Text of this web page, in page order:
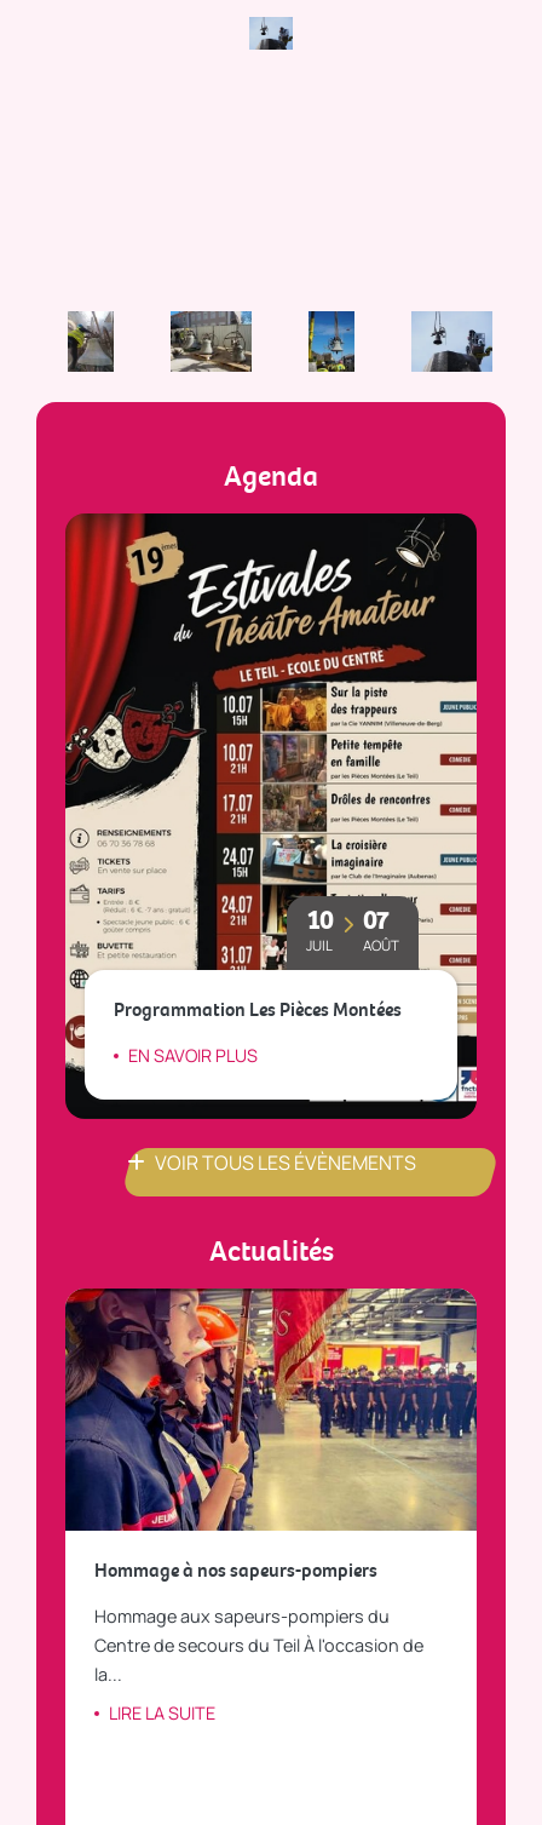
Agenda
10
JUIL
07
AOÛT
Programmation Les Pièces Montées
EN SAVOIR PLUS
VOIR TOUS LES ÉVÈNEMENTS
Actualités
Hommage à nos sapeurs-pompiers
Hommage aux sapeurs-pompiers du
Centre de secours du Teil À l'occasion de
la...
LIRE LA SUITE